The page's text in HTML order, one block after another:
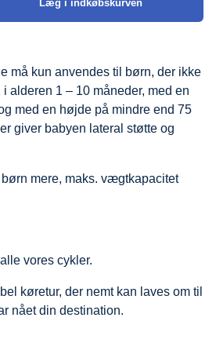
må kun anvendes til børn, der ikke
alderen 1 – 10 måneder, med en
med en højde på mindre end 75
giver babyen lateral støtte og
mere, maks. vægtkapacitet
vores cykler.
køretur, der nemt kan laves om til
nået din destination.